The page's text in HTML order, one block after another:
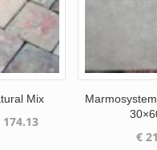
Mix
174.13Prijsklasse:
€